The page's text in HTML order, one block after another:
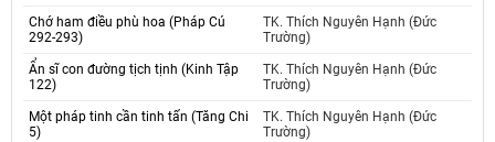
Chớ ham điều phù hoa (Pháp Cú
292-293)
TK. Thích Nguyên Hạnh (Đức
Trường)
Ẩn sĩ con đường tịch tịnh (Kinh Tập
122)
TK. Thích Nguyên Hạnh (Đức
Trường)
Một pháp tinh cần tinh tấn (Tăng Chi
5)
TK. Thích Nguyên Hạnh (Đức
Trường)